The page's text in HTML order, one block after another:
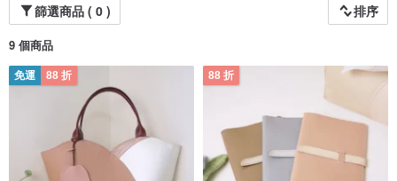
篩選商品 ( 0 )
排序
9 個商品
免運 88 折 88 折